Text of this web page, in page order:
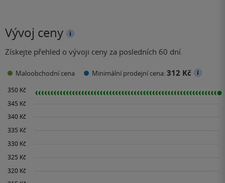
Vývoj ceny
Získejte přehled o vývoji ceny za posledních 60 dní.
Maloobchodní cena Minimální prodejní cena:312 Kč